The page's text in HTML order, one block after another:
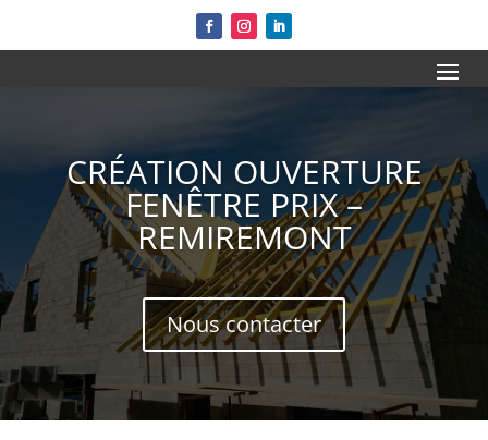
CRÉATION OUVERTURE
FENÊTRE PRIX –
REMIREMONT
Nous contacter